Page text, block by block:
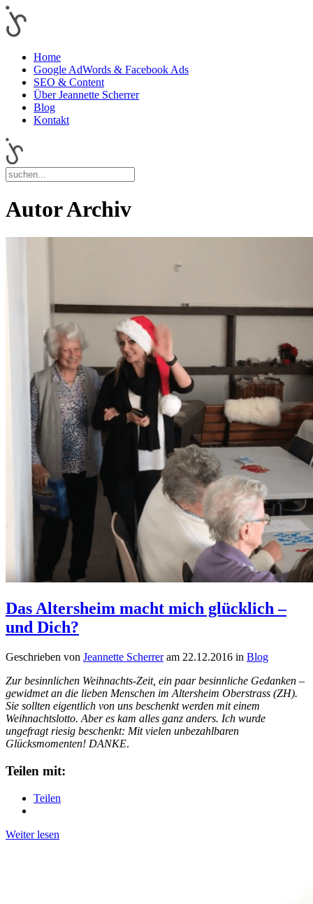
Home
Google AdWords & Facebook Ads
SEO & Content
Über Jeannette Scherrer
Blog
Kontakt
Autor Archiv
Das Altersheim macht mich glücklich –
und Dich?
Geschrieben von Jeannette Scherreram 22.12.2016 in Blog
Zur besinnlichen Weihnachts-Zeit, ein paar besinnliche Gedanken –
gewidmet an die lieben Menschen im Altersheim Oberstrass (ZH).
Sie sollten eigentlich von uns beschenkt werden mit einem
Weihnachtslotto. Aber es kam alles ganz anders. Ich wurde
ungefragt riesig beschenkt: Mit vielen unbezahlbaren
Glücksmomenten! DANKE.
Teilen mit:
Teilen
Weiter lesen